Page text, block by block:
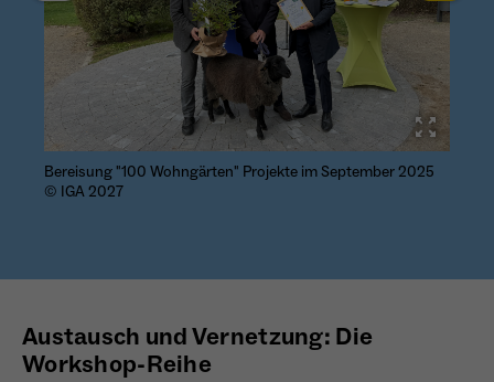
Bereisung "100 Wohngärten" Projekte im September 2025
© IGA 2027
Austausch und Vernetzung: Die
Workshop-Reihe